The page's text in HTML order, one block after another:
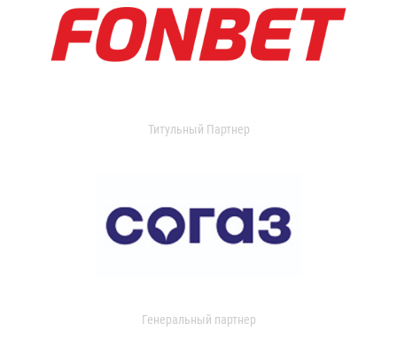
Титульный Партнер
Генеральный партнер